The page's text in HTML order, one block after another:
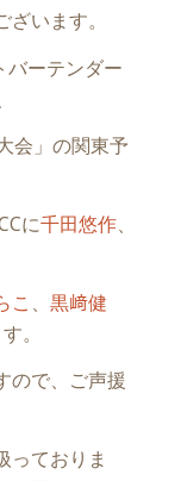
います。
バーテンダー
会」の関東予
に千田悠作、
こ 、 黒﨑健
。
ので、ご声援
っておりま